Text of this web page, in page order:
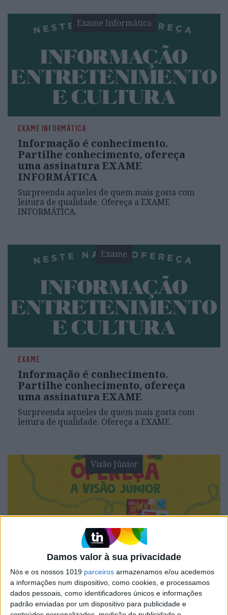
Damos valor à sua privacidade
Nós e os nossos 1019 parceiros armazenamos e/ou acedemos
a informações num dispositivo, como cookies, e processamos
dados pessoais, como identificadores únicos e informações
padrão enviadas por um dispositivo para publicidade e
Exame Informática
EXAME INFORMÁTICA
Informação é conhecimento.
Partilhe conhecimento, ofereça
uma assinatura EXAME
INFORMÁTICA
Surpreenda aqueles de quem mais gosta com
leitura de qualidade. Ofereça a EXAME
INFORMÁTICA.
Exame
EXAME
Informação é conhecimento.
Partilhe conhecimento, ofereça
uma assinatura EXAME
Surpreenda aqueles de quem mais gosta com
leitura de qualidade. Ofereça a EXAME.
Visão Júnior
VISÃO JÚNIOR
Sabias que podes pedir a VISÃO
Júnior de presente de Natal?
Este Natal, pede um presente diferente ao Pai